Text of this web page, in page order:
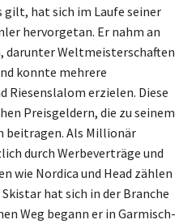
hat sich im Laufe seiner
hervorgetan. Er nahm an
darunter Weltmeisterschaften
konnte mehrere
Riesenslalom erzielen. Diese
Preisgeldern, die zu seinem
beitragen. Als Millionär
durch Werbeverträge und
wie Nordica und Head zählen
hat sich in der Branche
Weg begann er in Garmisch-